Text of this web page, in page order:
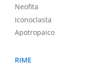
Neofita
Iconoclasta
Apotropaico
RIME